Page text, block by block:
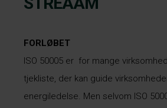
FORLØBET
ISO 50005 er for mange
tjekliste, der kan guide
energiledelse. Men selvom ISO